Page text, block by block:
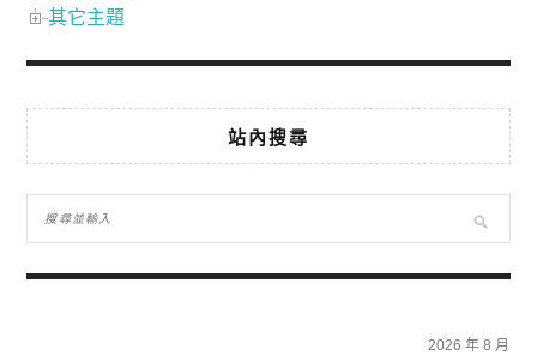
其它主題
站內搜尋
2026 年 8 月